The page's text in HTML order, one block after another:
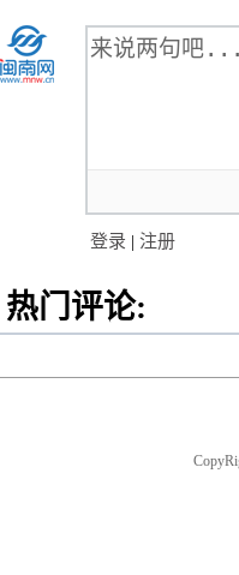
登录 | 注册
热门评论: